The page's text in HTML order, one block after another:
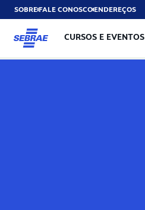
SOBREFALE CONOSCOENDEREÇOS
CURSOS E EVENTOS